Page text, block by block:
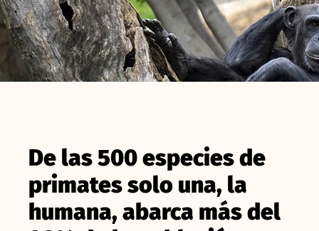
De las 500 especies de
primates solo una, la
humana, abarca más del